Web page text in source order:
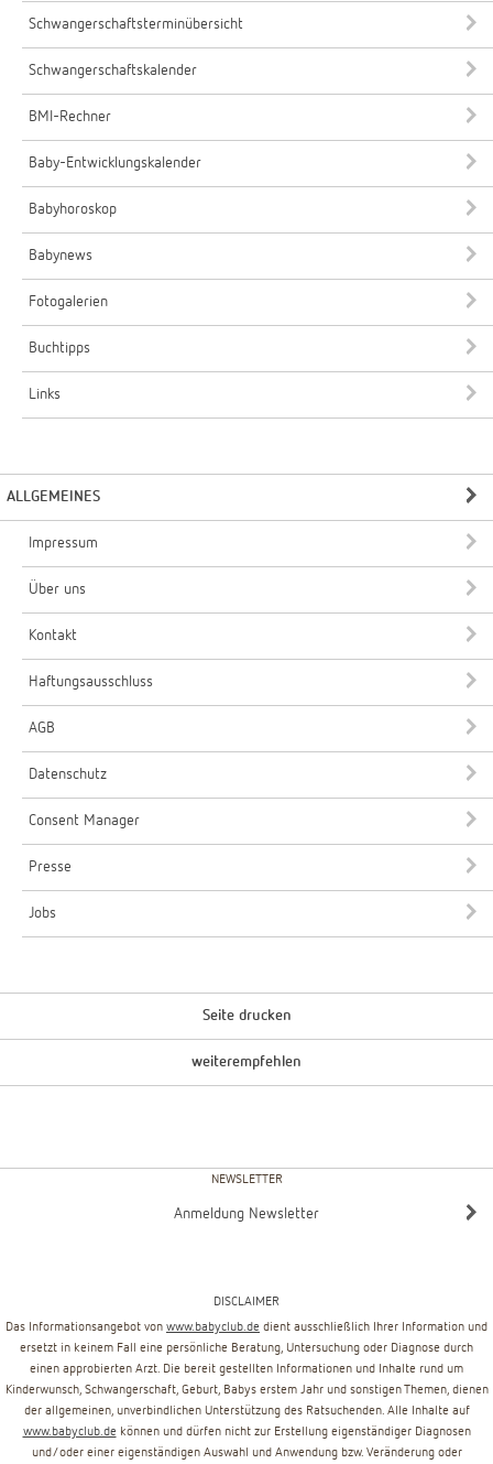
Schwangerschaftsterminübersicht
Schwangerschaftskalender
BMI-Rechner
Baby-Entwicklungskalender
Babyhoroskop
Babynews
Fotogalerien
Buchtipps
Links
ALLGEMEINES
Impressum
Über uns
Kontakt
Haftungsausschluss
AGB
Datenschutz
Consent Manager
Presse
Jobs
Seite drucken
weiterempfehlen
NEWSLETTER
Anmeldung Newsletter
DISCLAIMER
Das Informationsangebot von www.babyclub.de dient ausschließlich Ihrer Information und
ersetzt in keinem Fall eine persönliche Beratung, Untersuchung oder Diagnose durch
einen approbierten Arzt. Die bereit gestellten Informationen und Inhalte rund um
Kinderwunsch, Schwangerschaft, Geburt, Babys erstem Jahr und sonstigen Themen, dienen
der allgemeinen, unverbindlichen Unterstützung des Ratsuchenden. Alle Inhalte auf
www.babyclub.de können und dürfen nicht zur Erstellung eigenständiger Diagnosen
und/oder einer eigenständigen Auswahl und Anwendung bzw. Veränderung oder